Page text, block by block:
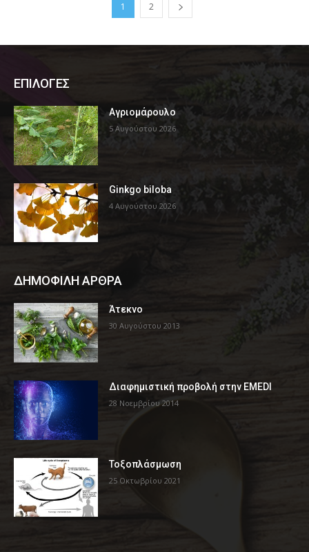
1 2
ΕΠΙΛΟΓΕΣ
Αγριομάρουλο
5 Αυγούστου 2026
Ginkgo biloba
4 Αυγούστου 2026
ΔΗΜΟΦΙΛΗ ΑΡΘΡΑ
Άτεκνο
30 Αυγούστου 2013
Διαφημιστική προβολή στην EMEDI
28 Νοεμβρίου 2014
Τοξοπλάσμωση
25 Οκτωβρίου 2021